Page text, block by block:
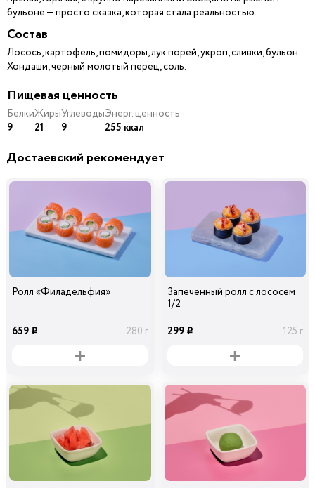
бульоне — просто сказка, которая стала реальностью.
Состав
Лосось, картофель, помидоры, лук порей, укроп, сливки, бульон
Хондаши, черный молотый перец, соль.
Пищевая ценность
Белки
9
Жиры
21
Углеводы
9
Энерг. ценность
255 ккал
Достаевский рекомендует
Ролл «Филадельфия»
659 i 280 г
Запеченный ролл с лососем
1/2
299 i 125 г